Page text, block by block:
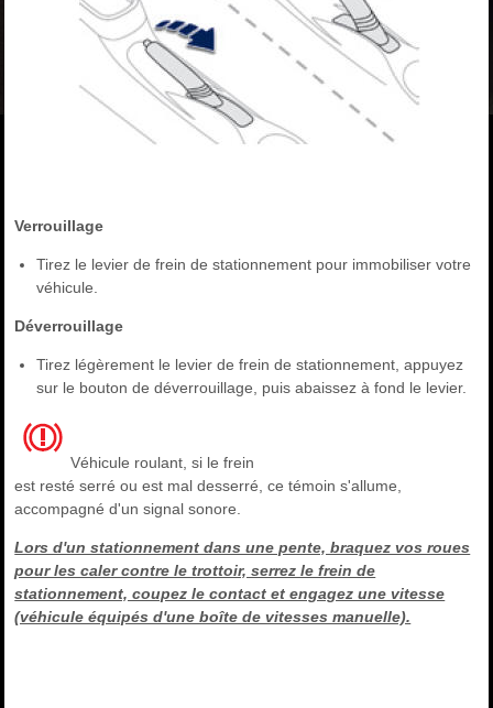
Verrouillage
Tirez le levier de frein de stationnement pour immobiliser votre
véhicule.
Déverrouillage
Tirez légèrement le levier de frein de stationnement, appuyez
sur le bouton de déverrouillage, puis abaissez à fond le levier.
Véhicule roulant, si le frein
est resté serré ou est mal desserré, ce témoin s'allume,
accompagné d'un signal sonore.
Lors d'un stationnement dans une pente, braquez vos roues
pour les caler contre le trottoir, serrez le frein de
stationnement, coupez le contact et engagez une vitesse
(véhicule équipés d'une boîte de vitesses manuelle).